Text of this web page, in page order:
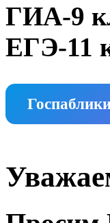
ГИА-9
ЕГЭ-11